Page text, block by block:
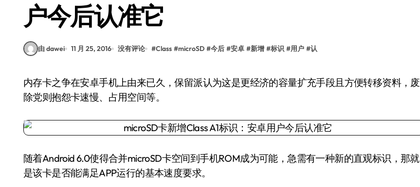
户今后认准它
由 dawei 11 月 25, 2016 没有评论 #Class #microSD #今后 #安卓 #新增 #标识 #用户 #认
内存卡之争在安卓手机上由来已久，保留派认为这是更经济的容量扩充手段且方便转移资料，废
除党则抱怨卡速慢、占用空间等。
随着Android 6.0使得合并microSD卡空间到手机ROM成为可能，急需有一种新的直观标识，那就
是该卡是否能满足APP运行的基本速度要求。